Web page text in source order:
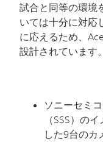
試合と同等の環境
いては十分に対応
に応えるため、 Ace
設計されています。
ソニーセミ
（SSS）のイ
した9台のカ